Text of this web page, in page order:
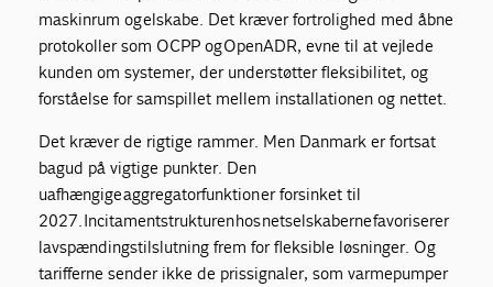
maskinrum og elskabe. Det kræver fortrolighed med åbne
protokoller som OCPP og OpenADR, evne til at vejlede
kunden om systemer, der understøtter fleksibilitet, og
forståelse for samspillet mellem installationen og nettet.
Det kræver de rigtige rammer. Men Danmark er fortsat
bagud på vigtige punkter. Den
uafhængige aggregatorfunktion er forsinket til
2027. Incitamentstrukturen hos netselskaberne favoriserer
lavspændingstilslutning frem for fleksible løsninger. Og
tarifferne sender ikke de prissignaler, som varmepumper